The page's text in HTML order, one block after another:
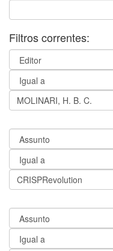
Filtros correntes: